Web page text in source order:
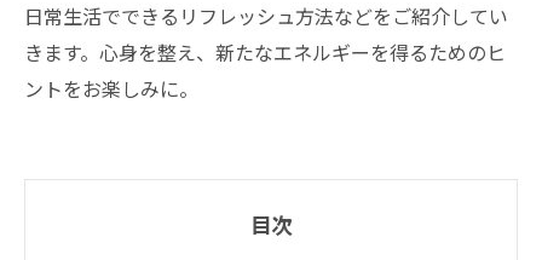
日常生活でできるリフレッシュ方法などをご紹介してい
きます。心身を整え、新たなエネルギーを得るためのヒ
ントをお楽しみに。
目次